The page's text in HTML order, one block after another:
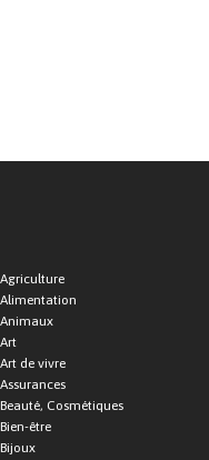
Agriculture
Alimentation
Animaux
Art
Art de vivre
Assurances
Beauté, Cosmétiques
Bien-être
Bijoux